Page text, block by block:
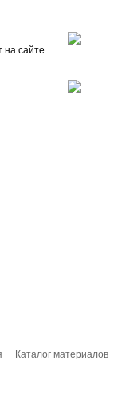
на сайте
Каталог материалов